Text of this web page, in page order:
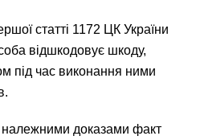
статті 1172 ЦК України
відшкодовує шкоду,
під час виконання ними
належними доказами факт